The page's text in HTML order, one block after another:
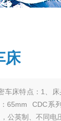
床
车床特点：1、
65mm CDC系
公英制、不同电